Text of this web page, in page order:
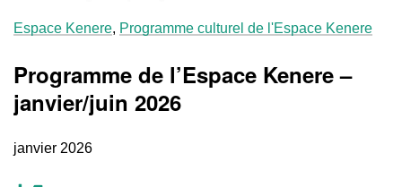
Espace Kenere, Programme culturel de l'Espace Kenere
Programme de l’Espace Kenere –
janvier/juin 2026
janvier 2026